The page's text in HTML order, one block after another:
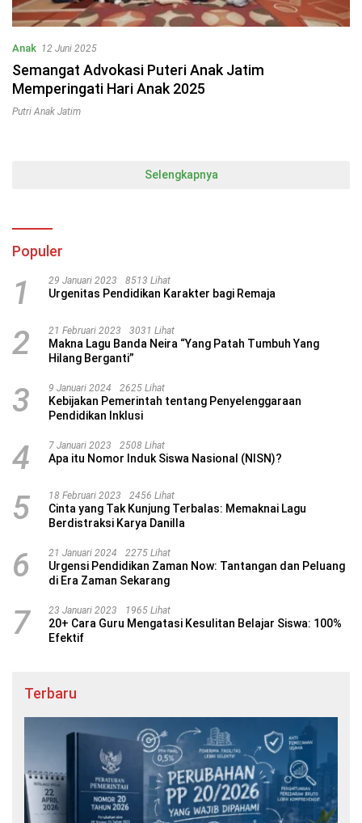
Anak 12 Juni 2025
Semangat Advokasi Puteri Anak Jatim
Memperingati Hari Anak 2025
Putri Anak Jatim
Selengkapnya
Populer
1 29 Januari 2023 8513 Lihat
Urgenitas Pendidikan Karakter bagi Remaja
2 21 Februari 2023 3031 Lihat
Makna Lagu Banda Neira “Yang Patah Tumbuh Yang
Hilang Berganti”
3 9 Januari 2024 2625 Lihat
Kebijakan Pemerintah tentang Penyelenggaraan
Pendidikan Inklusi
4 7 Januari 2023 2508 Lihat
Apa itu Nomor Induk Siswa Nasional (NISN)?
5 18 Februari 2023 2456 Lihat
Cinta yang Tak Kunjung Terbalas: Memaknai Lagu
Berdistraksi Karya Danilla
6 21 Januari 2024 2275 Lihat
Urgensi Pendidikan Zaman Now: Tantangan dan Peluang
di Era Zaman Sekarang
7 23 Januari 2023 1965 Lihat
20+ Cara Guru Mengatasi Kesulitan Belajar Siswa: 100%
Efektif
Terbaru